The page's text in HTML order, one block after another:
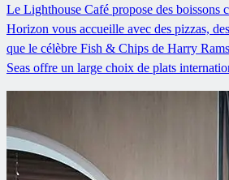
Le Lighthouse Café propose des boissons
Horizon vous accueille avec des pizzas,
que le célèbre Fish & Chips de Harry
Seas offre un large choix de plats